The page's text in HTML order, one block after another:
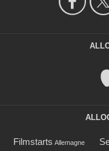
Filmstarts Allemagne